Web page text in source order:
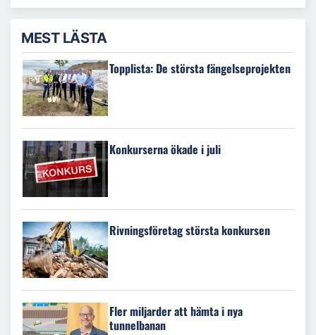
MEST LÄSTA
Topplista: De största fängelseprojekten
Konkurserna ökade i juli
Rivningsföretag största konkursen
Fler miljarder att hämta i nya
tunnelbanan